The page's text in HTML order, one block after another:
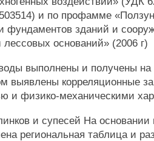
и по профамме
фундаментов зданий и
лессовых оснований» (2006 г)
выполнены и получены на
выявлены корреляционные
и физико-механическими
и супесей На
региональная таблица и